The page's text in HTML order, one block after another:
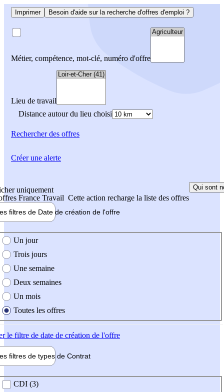
Imprimer Besoin d'aide sur la recherche d'offres d'emploi ?
Métier, compétence, mot-clé, numéro d'offre
Lieu de travail
Distance autour du lieu choisi
Rechercherdes offres
uniquement
France Travail Cette action recharge la liste des offres
Qui sont
filtres de Date de création de l'offre
création de l'offre
Un jour
Trois jours
Une semaine
Deux semaines
Un mois
Toutes les offres
le filtre de date de création de l'offre
filtres de types de Contrat
contrat
CDI (3)
Créer une alerte